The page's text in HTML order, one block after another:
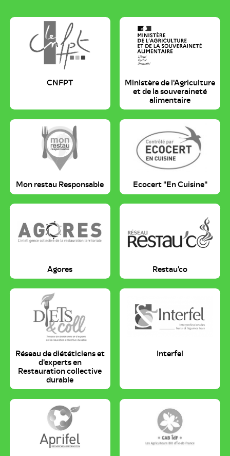
CNFPT
Ministère de l'Agriculture
et de la souveraineté
alimentaire
Mon restau Responsable Ecocert "En Cuisine"
Agores Restau'co
Réseau de diététiciens et
d'experts en
Restauration collective
durable
Interfel